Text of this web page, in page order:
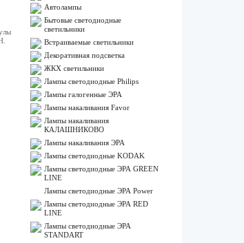
Автолампы
Бытовые светодиодные
светильники
Встраиваемые светильники
Декоративная подсветка
ЖКХ светильники
Лампы cветодиодные Philips
Лампы галогенные ЭРА
Лампы накаливания Favor
Лампы накаливания
КАЛАШНИКОВО
Лампы накаливания ЭРА
Лампы светодиодные KODAK
Лампы светодиодные ЭРА GREEN
LINE
Лампы светодиодные ЭРА Power
Лампы светодиодные ЭРА RED
LINE
Лампы светодиодные ЭРА
STANDART